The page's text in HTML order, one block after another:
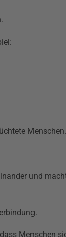
Menschen.
und
Menschen